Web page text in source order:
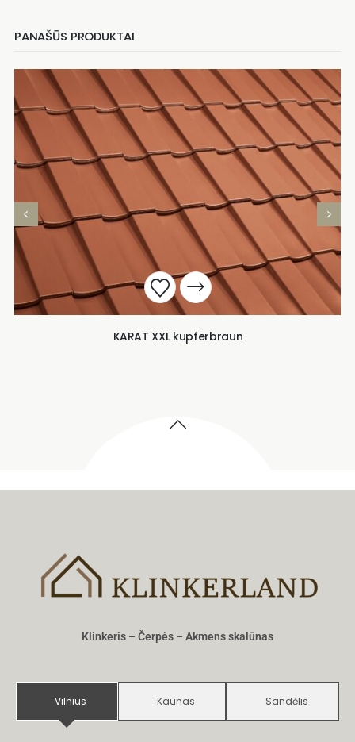
PANAŠŪS PRODUKTAI
KARAT XXL kupferbraun
Klinkeris – Čerpės – Akmens skalūnas
Vilnius Kaunas Sandėlis